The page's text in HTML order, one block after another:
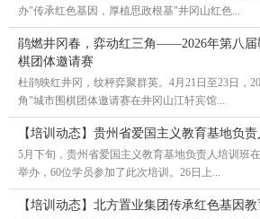
办"传承红色基因，厚植思政根基"井冈山红色...
鹃燃井冈春，弈动红三角——2026年第八届
棋团体邀请赛
杜鹃映红井冈，纹枰弈聚群英。4月21日至23日，
角"城市围棋团体邀请赛在井冈山江轩宾馆...
【培训动态】贵州省爱国主义教育基地负
5月下旬，贵州省爱国主义教育基地负责人培训班
举办，60位学员参加了此次培训。26日上...
【培训动态】北方置业集团传承红色基因